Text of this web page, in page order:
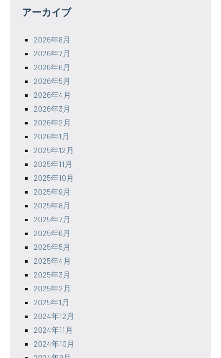
アーカイブ
2026年8月
2026年7月
2026年6月
2026年5月
2026年4月
2026年3月
2026年2月
2026年1月
2025年12月
2025年11月
2025年10月
2025年9月
2025年8月
2025年7月
2025年6月
2025年5月
2025年4月
2025年3月
2025年2月
2025年1月
2024年12月
2024年11月
2024年10月